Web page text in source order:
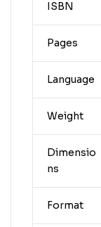
ISBN
Pages
Language
Weight
Dimensio
ns
Format